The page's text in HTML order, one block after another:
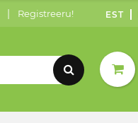
| Registreeru! EST